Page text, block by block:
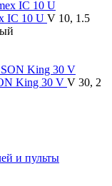
IC 10 U V 10, 1.5
King 30 V V 30, 2
и пульты